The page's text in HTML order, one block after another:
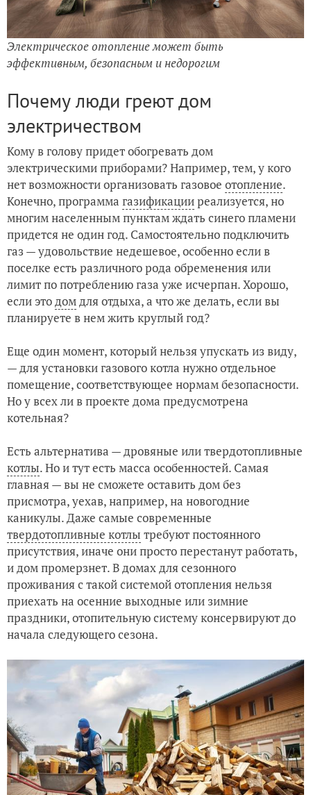
Электрическое отопление может быть
эффективным, безопасным и недорогим
Почему люди греют дом
электричеством
Кому в голову придет обогревать дом
электрическими приборами? Например, тем, у кого
нет возможности организовать газовое отопление.
Конечно, программа газификацииреализуется, но
многим населенным пунктам ждать синего пламени
придется не один год. Самостоятельно подключить
газ — удовольствие недешевое, особенно если в
поселке есть различного рода обременения или
лимит по потреблению газа уже исчерпан. Хорошо,
если этодомдля отдыха, а что же делать, если вы
планируете в нем жить круглый год?
Еще один момент, который нельзя упускать из виду,
— для установки газового котла нужно отдельное
помещение, соответствующее нормам безопасности.
Но у всех ли в проекте дома предусмотрена
котельная?
Есть альтернатива — дровяные или твердотопливные
котлы. Но и тут есть масса особенностей. Самая
главная — вы не сможете оставить дом без
присмотра, уехав, например, на новогодние
каникулы. Даже самые современные
твердотопливные котлы требуют постоянного
присутствия, иначе они просто перестанут работать,
и дом промерзнет. В домах для сезонного
проживания с такой системой отопления нельзя
приехать на осенние выходные или зимние
праздники, отопительную систему консервируют до
начала следующего сезона.